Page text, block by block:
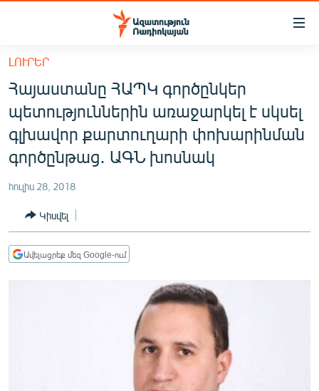
Մատչելիության
հիմնական
բովանդակությանը
Անցնել
հիմնական
մենյուին
Որոնում
ՀԱՅԱՍՏԱՆ
ՔԱՂԱՔԱԿԱՆ
ԸՆՏՐՈՒԹՅՈՒՆՆԵՐ 2026
ՏՆՏԵՍՈՒԹՅՈՒՆ
ՂԱՐԱԲԱՂ
ԼՈՒՐԵՐ
Հայաստանը ՀԱՊԿ գործընկեր
պետություններին առաջարկել է սկսել
գլխավոր քարտուղարի փոխարինման
գործընթաց․ ԱԳՆ խոսնակ
հուլիս 28, 2018
Կիսվել
Ավելացրեք մեզ Google-ում